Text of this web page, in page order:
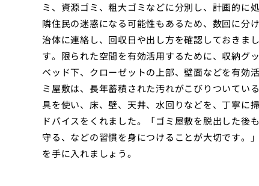
ミ、資源ゴミ、粗大ゴミなどに分別し、計画的に
隣住民の迷惑になる可能性もあるため、数回に分
治体に連絡し、回収日や出し方を確認しておきま
す。限られた空間を有効活用するために、収納グ
ベッド下、クローゼットの上部、壁面などを有効
ミ屋敷は、長年蓄積された汚れがこびりついてい
具を使い、床、壁、天井、水回りなどを、丁寧に
ドバイスをくれました。「ゴミ屋敷を脱出した後
守る、などの習慣を身につけることが大切です。
を手に入れましょう。